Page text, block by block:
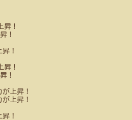
昇！
！
！
昇！
！
上昇！
上昇！
！